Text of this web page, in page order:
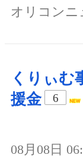
オリコンニ
くりぃむ
援金
6
08月08日